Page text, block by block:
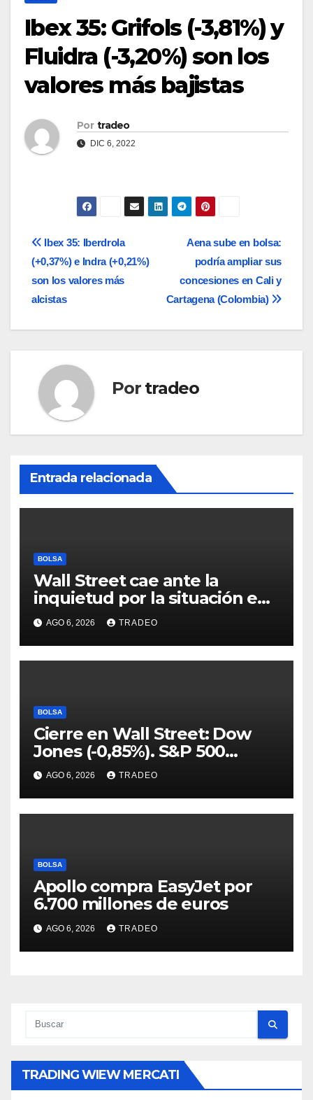
Ibex 35: Grifols (-3,81%) y
Fluidra (-3,20%) son los
valores más bajistas
Por tradeo
DIC 6, 2022
Navegación
de
entradas
Aena sube en bolsa:
podría ampliar sus
concesiones en Cali y
Cartagena (Colombia)
Ibex 35: Iberdrola
(+0,37%) e Indra (+0,21%)
son los valores más
alcistas
Por tradeo
Entrada relacionada
BOLSA
Wall Street cae ante la
inquietud por la situación en
Ormuz
AGO 6, 2026 TRADEO
BOLSA
Cierre en Wall Street: Dow
Jones (-0,85%). S&P 500
(-0,18%) y Nasdaq (-0,06%)
AGO 6, 2026 TRADEO
BOLSA
Apollo compra EasyJet por
6.700 millones de euros
AGO 6, 2026 TRADEO
TRADING WIEW MERCATI